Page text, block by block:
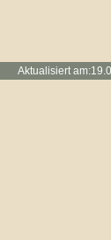
Aktualisiert